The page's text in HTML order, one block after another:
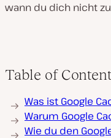
wann du dich nicht
Table of
Was ist Google
Warum Google
Wie du den